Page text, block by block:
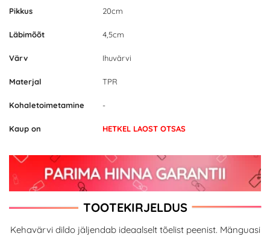
Pikkus 20cm
Läbimõõt 4,5cm
Värv Ihuvärvi
Materjal TPR
Kohaletoimetamine -
Kaup on HETKEL LAOST OTSAS
TOOTEKIRJELDUS
Kehavärvi dildo jäljendab ideaalselt tõelist peenist. Mänguasi